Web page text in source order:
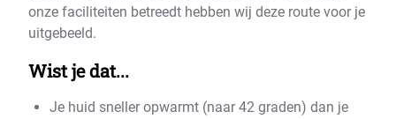
onze faciliteiten betreedt hebben wij deze route voor je
uitgebeeld.
Wist je dat...
Je huid sneller opwarmt (naar 42 graden) dan je